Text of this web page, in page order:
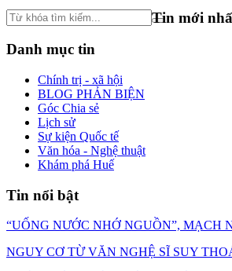
Tin mới
Danh mục tin
Chính trị - xã hội
BLOG PHẢN BIỆN
Góc Chia sẻ
Lịch sử
Sự kiện Quốc tế
Văn hóa - Nghệ thuật
Khám phá Huế
Tin nổi bật
“UỐNG NƯỚC NHỚ NGUỒN”, MẠCH
NGUY CƠ TỪ VĂN NGHỆ SĨ SUY